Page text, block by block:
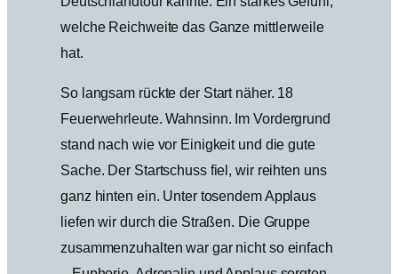
welche Reichweite das Ganze mittlerweile
hat.
So langsam rückte der Start näher. 18
Feuerwehrleute. Wahnsinn. Im Vordergrund
stand nach wie vor Einigkeit und die gute
Sache. Der Startschuss fiel, wir reihten uns
ganz hinten ein. Unter tosendem Applaus
liefen wir durch die Straßen. Die Gruppe
zusammenzuhalten war gar nicht so einfach